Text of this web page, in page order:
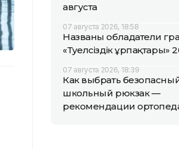
августа
07 августа 2026, 18:58
Названы обладатели
«Тәуелсіздік ұрпақтары»
07 августа 2026, 18:39
Как выбрать
школьный рюкзак —
рекомендации